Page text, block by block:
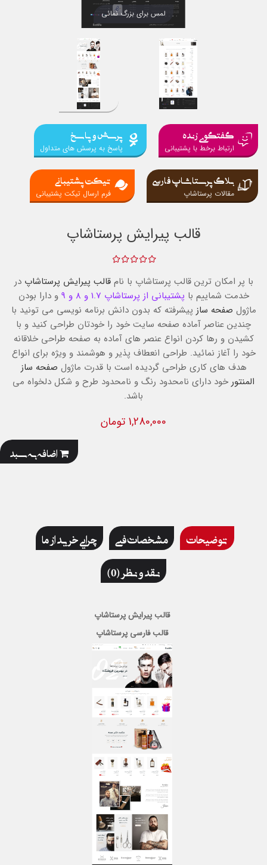
لمس برای بزرگ نمائی
گفتگوی زنده
ارتباط برخط با پشتیبانی
پرسش و پاسخ
پاسخ به پرسش های متداول
بلاگ پرستاشاپ فارسی
مقالات پرستاشاپ
تیکت پشتیبانی
فرم ارسال تیکت پشتیبانی
قالب پیرایش پرستاشاپ
با پر امکان ترین قالب پرستاشاپ با نامقالب پیرایش پرستاشاپ در
خدمت شماییم با پشتیبانی از پرستاشاپ 1.7 و 8 و 9
و دارا بودن
ماژول صفحه ساز پیشرفته که بدون دانش برنامه نویسی می تونید با
چندین عناصر آماده صفحه سایت خود را خودتان طراحی کنید و با
کشیدن و رها کردن انواع عنصر های آماده به صفحه طراحی خلاقانه
خود را آغاز نمائید. طراحی انعطاف پذیر و هوشمند و ویژه برای انواع
هدف های کاری طراحی گردیده است با قدرت ماژول صفحه ساز
المنتور خود دارای نامحدود رنگ و نامحدود طرح و شکل دلخواه می
باشد.
1,280,000 تومان
اضافه به سبد
توضیحات مشخصات فنی
چرایی خرید از ما
نقد و نظر (0)
قالب پیرایش پرستاشاپ
قالب فارسی پرستاشاپ